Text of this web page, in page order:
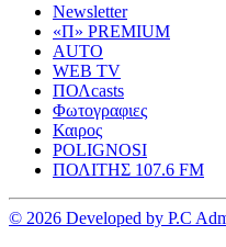
Newsletter
«Π» PREMIUM
AUTO
WEB TV
ΠΟΛcasts
Φωτογραφιες
Καιρος
POLIGNOSI
ΠΟΛΙΤΗΣ 107.6 FM
© 2026 Developed by P.C